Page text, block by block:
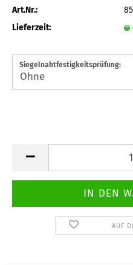
Art.Nr.:
Lieferzeit:
Siegelnahtfestigkeitsprüfung:
AUF